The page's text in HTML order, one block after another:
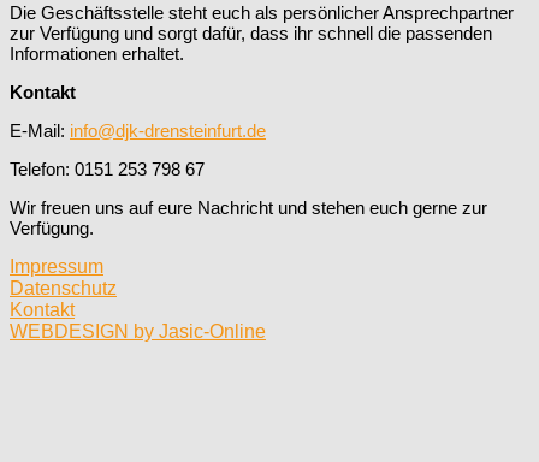
Die Geschäftsstelle steht euch als persönlicher Ansprechpartner
zur Verfügung und sorgt dafür, dass ihr schnell die passenden
Informationen erhaltet.
Kontakt
E-Mail: info@djk-drensteinfurt.de
Telefon: 0151 253 798 67
Wir freuen uns auf eure Nachricht und stehen euch gerne zur
Verfügung.
Impressum
Datenschutz
Kontakt
WEBDESIGN by Jasic-Online